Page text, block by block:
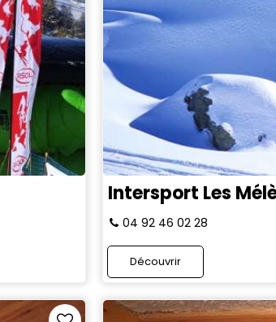
Intersport Les
04 92 46 02 28
Découvrir